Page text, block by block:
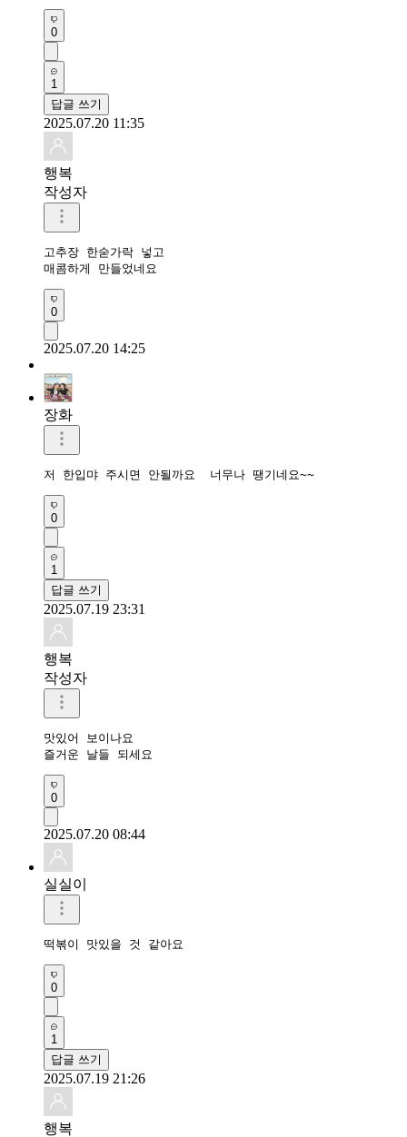
0
1
답글 쓰기
2025.07.20 11:35
행복
작성자
고추장 한숟가락 넣고
매콤하게 만들었네요
0
2025.07.20 14:25
장화
저 한입먀 주시면 안될까요  너무나 땡기네요~~
0
1
답글 쓰기
2025.07.19 23:31
행복
작성자
맛있어 보이나요
즐거운 날들 되세요
0
2025.07.20 08:44
실실이
떡볶이 맛있을 것 같아요
0
1
답글 쓰기
2025.07.19 21:26
행복